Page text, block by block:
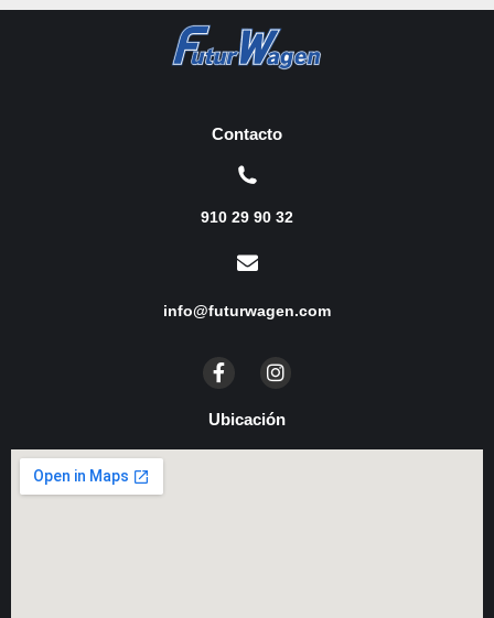
Contacto
910 29 90 32
info@futurwagen.com
Ubicación